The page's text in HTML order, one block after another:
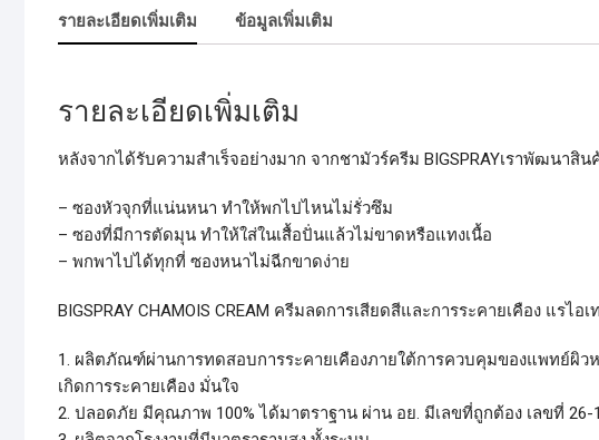
ไอ
ปั่น
20
ชิ้น
รายละเอียดเพิ่มเติม ข้อมูลเพิ่มเติม
รายละเอียดเพิ่มเติม
หลังจากได้รับความสําเร็จอย่างมาก จากชามัวร์ครีม BIGSPRAYเราพัฒนา
– ซองหัวจุกที่แน่นหนา ทำให้พกไปไหนไม่รั่วซึม
– ซองที่มีการตัดมุน ทำให้ใส่ในเสื้อปั่นแล้วไม่ขาดหรือแทงเนื้อ
– พกพาไปได้ทุกที่ ซองหนาไม่ฉีกขาดง่าย
BIGSPRAY CHAMOIS CREAM ครีมลดการเสียดสีและการระคายเคือง แรไ
1. ผลิตภัณฑ์ผ่านการทดสอบการระคายเคืองภายใต้การควบคุมของแพทย์ผิว
เกิดการระคายเคือง มั่นใจ
2. ปลอดภัย มีคุณภาพ 100% ได้มาตราฐาน ผ่าน อย. มีเลขที่ถูกต้อง เลขที่ 26-